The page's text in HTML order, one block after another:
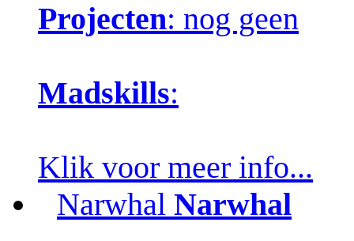
Projecten: nog geen
Madskills:
Klik voor meer info...
Narwhal Narwhal